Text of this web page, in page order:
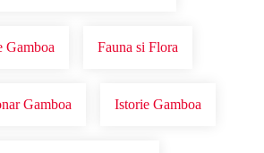
Gamboa Fauna si Flora
Gamboa Istorie Gamboa